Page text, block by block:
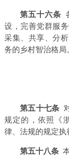
第五十六条
设，完善党群服
采集、共享、分
务的乡村智治格局
第五十七条
规定的，依照《
律、法规的规定执
第五十八条